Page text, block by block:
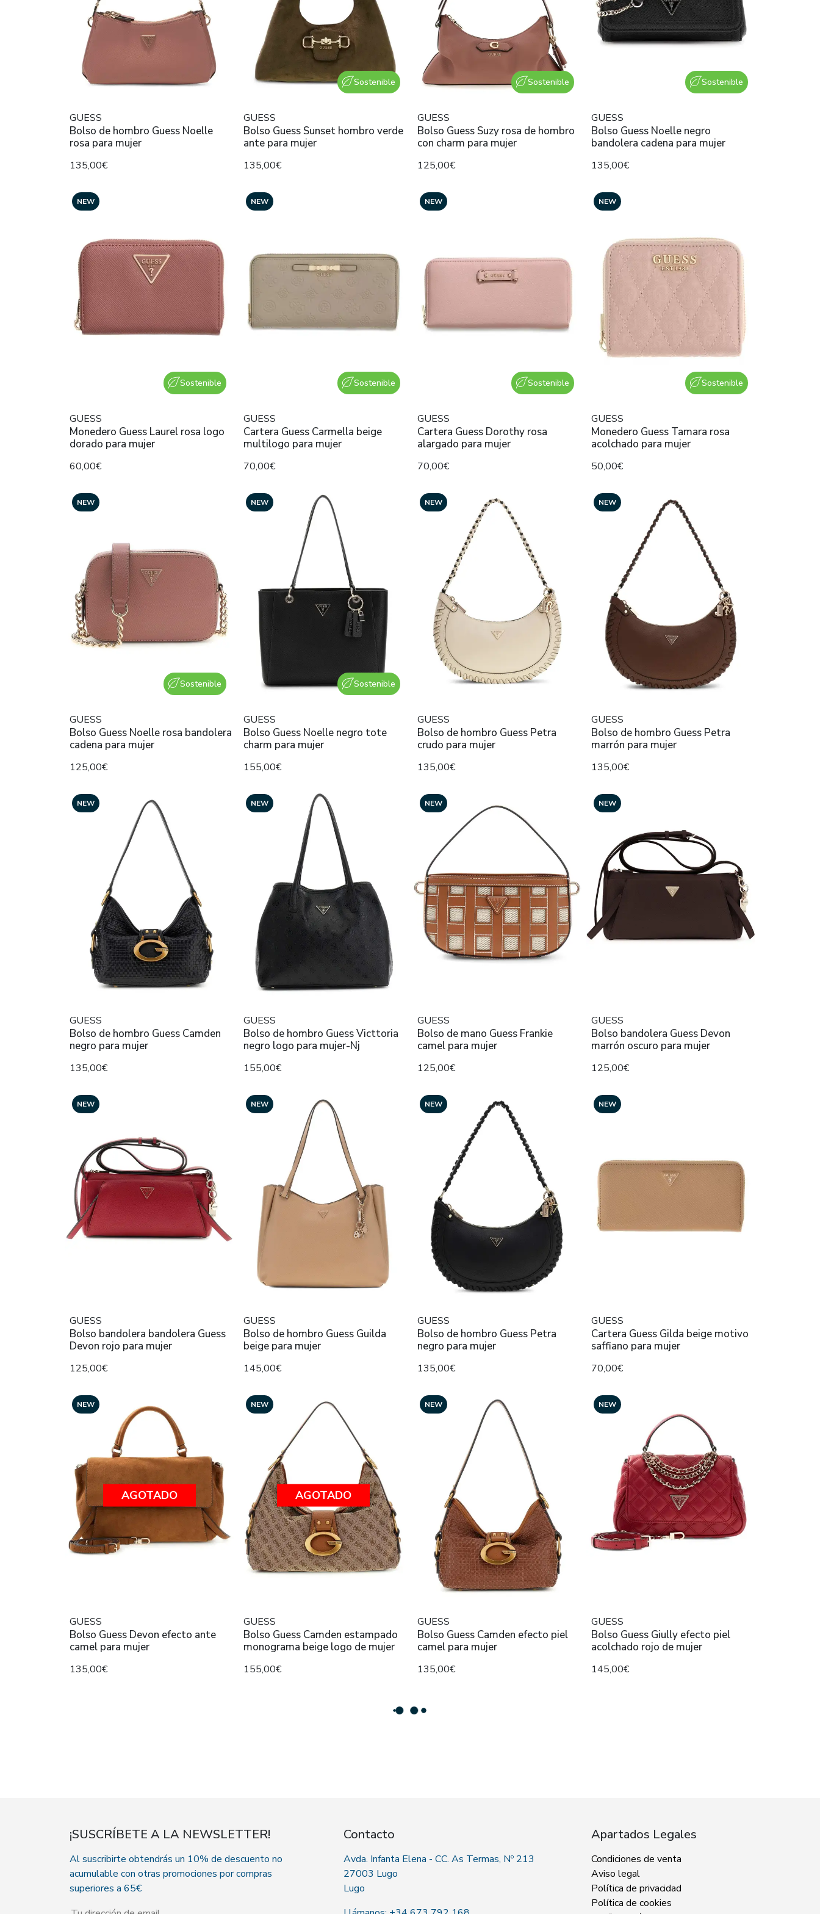
GUESS
Bolso de hombro Guess Noelle
rosa para mujer
135,00€
Sostenible
GUESS
Bolso Guess Sunset hombro verde
ante para mujer
135,00€
Sostenible
GUESS
Bolso Guess Suzy rosa de hombro
con charm para mujer
125,00€
Sostenible
GUESS
Bolso Guess Noelle negro
bandolera cadena para mujer
135,00€
Sostenible
NEW
GUESS
Monedero Guess Laurel rosa logo
dorado para mujer
60,00€
Sostenible
NEW
GUESS
Cartera Guess Carmella beige
multilogo para mujer
70,00€
Sostenible
NEW
GUESS
Cartera Guess Dorothy rosa
alargado para mujer
70,00€
Sostenible
NEW
GUESS
Monedero Guess Tamara rosa
acolchado para mujer
50,00€
Sostenible
NEW
GUESS
Bolso Guess Noelle rosa bandolera
cadena para mujer
125,00€
Sostenible
NEW
GUESS
Bolso Guess Noelle negro tote
charm para mujer
155,00€
NEW
GUESS
Bolso de hombro Guess Petra
crudo para mujer
135,00€
NEW
GUESS
Bolso de hombro Guess Petra
marrón para mujer
135,00€
NEW
GUESS
Bolso de hombro Guess Camden
negro para mujer
135,00€
NEW
GUESS
Bolso de hombro Guess Victtoria
negro logo para mujer-Nj
155,00€
NEW
GUESS
Bolso de mano Guess Frankie
camel para mujer
125,00€
NEW
GUESS
Bolso bandolera Guess Devon
marrón oscuro para mujer
125,00€
NEW
GUESS
Bolso bandolera bandolera Guess
Devon rojo para mujer
125,00€
NEW
GUESS
Bolso de hombro Guess Guilda
beige para mujer
145,00€
NEW
GUESS
Bolso de hombro Guess Petra
negro para mujer
135,00€
NEW
GUESS
Cartera Guess Gilda beige motivo
saffiano para mujer
70,00€
NEW
AGOTADO
GUESS
Bolso Guess Devon efecto ante
camel para mujer
135,00€
NEW
AGOTADO
GUESS
Bolso Guess Camden estampado
monograma beige logo de mujer
155,00€
NEW
GUESS
Bolso Guess Camden efecto piel
camel para mujer
135,00€
NEW
GUESS
Bolso Guess Giully efecto piel
acolchado rojo de mujer
145,00€
¡SUSCRÍBETE A LA NEWSLETTER!
Al suscribirte obtendrás un 10% de descuento no
acumulable con otras promociones por compras
superiores a 65€
Contacto
Avda. Infanta Elena - CC. As Termas, Nº 213
27003 Lugo
Lugo
Apartados Legales
Condiciones de venta
Aviso legal
Política de privacidad
Política de cookies